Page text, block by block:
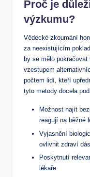
Proč je
výzkumu?
Vědecké zkoumání
za neexistujícím
by se mělo
vzestupem
počtem lidí, kteří
tyto metody docela
Možnost najít
reagují na běžné
Vyjasnění
ovlivnit zdraví
Poskytnutí
lékaře